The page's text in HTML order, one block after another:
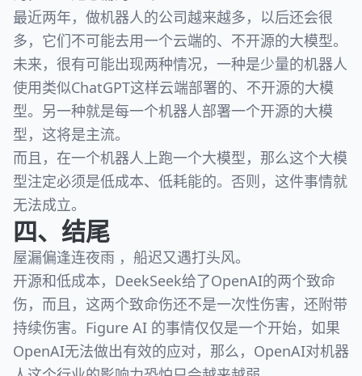
最近两年，做机器人的公司越来越多，以后还会很
多，它们不可能去用一个云端的、不开源的大模型。
未来，很有可能出现两种情况，一种是少量的机器人
使用类似ChatGPT这样云端部署的、不开源的大模
型。另一种就是每一个机器人部署一个开源的大模
型，这将是主流。
而且，在一个机器人上跑一个大模型，那么这个大模
型注定必须是低成本、低耗能的。否则，这件事情就
无法成立。
四、结尾
屋漏偏逢连夜雨 ，船迟又遇打头风。
开源和低成本，DeekSeek给了OpenAI的两个致命
伤，而且，这两个致命伤还不是一次性伤害，还附带
持续伤害。Figure AI 的事情仅仅是一个开始，如果
OpenAI无法做出有效的应对，那么，OpenAI对机器